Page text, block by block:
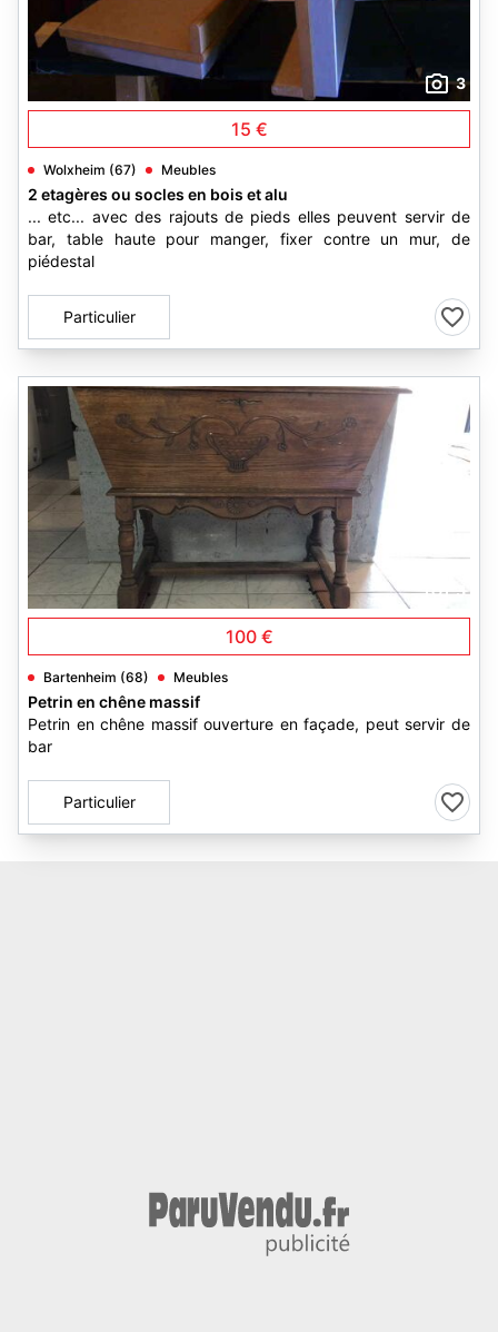
3
15 €
Wolxheim (67) Meubles
2 etagères ou socles en bois et alu
... etc... avec des rajouts de pieds elles peuvent servir de
bar, table haute pour manger, fixer contre un mur, de
piédestal
Particulier
3
100 €
Bartenheim (68) Meubles
Petrin en chêne massif
Petrin en chêne massif ouverture en façade, peut servir de
bar
Particulier